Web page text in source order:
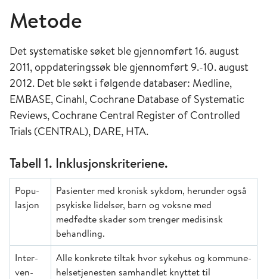
Metode
Det systematiske søket ble gjennomført 16. august
2011, oppda­te­ringssøk ble gjennomført 9.-10. august
2012. Det ble søkt i følgende databaser: Medline,
EMBASE, Cinahl, Cochrane Database of Syste­matic
Reviews, Cochrane Central Register of Controlled
Trials (CENTRAL), DARE, HTA.
Tabell 1. Inklusjonskriteriene.
Popu­
la­sjon
Pasienter med kronisk sykdom, herunder også
psykiske lidelser, barn og voksne med
medfødte skader som trenger medisinsk
behandling.
Inter­­
ven­
Alle konkrete tiltak hvor sykehus og kommune­
helse­tje­nes­ten samhandlet knyt­tet til